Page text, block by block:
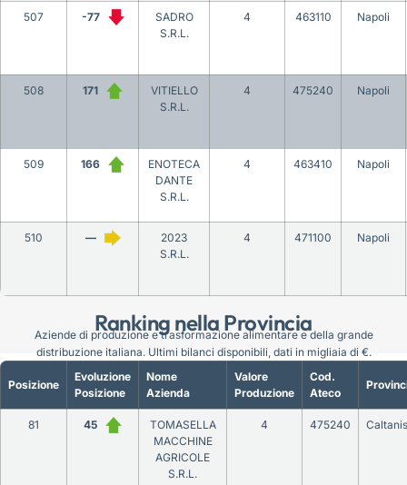
Ranking nella Provincia
507 -77
SADRO
S.R.L.
4 463110 Napoli
508 171
VITIELLO
S.R.L.
4 475240 Napoli
509 166
ENOTECA
DANTE
S.R.L.
4 463410 Napoli
510 —
2023
S.R.L.
4 471100 Napoli
Posizione
Evoluzione
Posizione
Nome
Azienda
Valore
Produzione
Cod.
Ateco
81 45
TOMASELLA
MACCHINE
AGRICOLE
S.R.L.
4 475240
Aziende di produzione e trasformazione alimentare e della grande
distribuzione italiana. Ultimi bilanci disponibili, dati in migliaia di €.